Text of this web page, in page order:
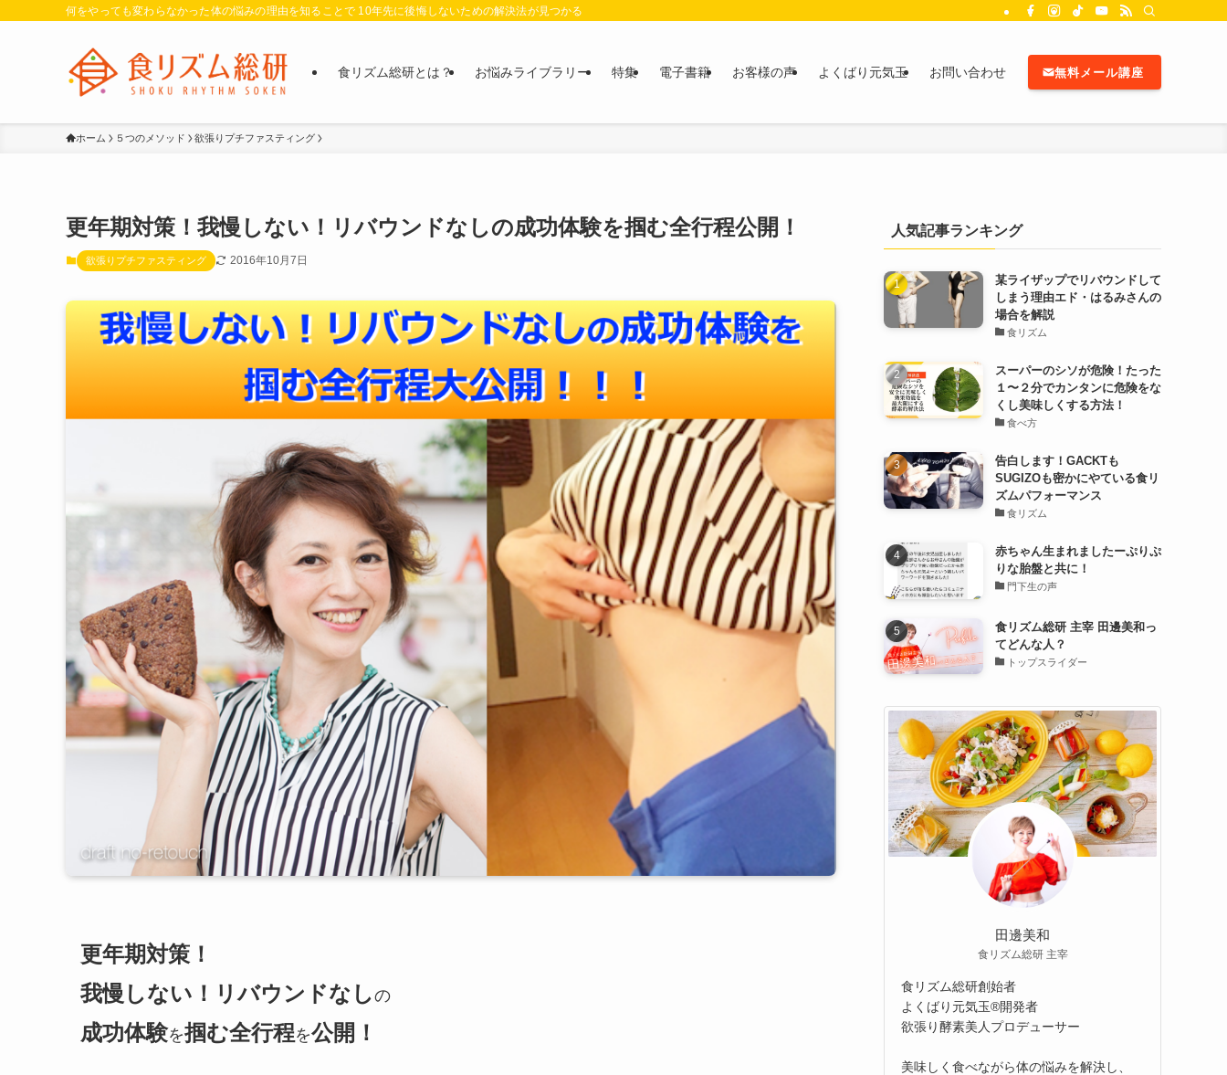
何をやっても変わらなかった体の悩みの理由を知ることで 10年先に後悔しないための解決法が見つかる
食リズム総研とは？ お悩みライブラリー 特集 電子書籍 お客様の声 よくばり元気玉 お問い合わせ 無料メール講座
ホーム ５つのメソッド 欲張りプチファスティング
更年期対策！我慢しない！リバウンドなしの成功体験を掴む全行程公開！
欲張りプチファスティング 2016年10月7日
更年期対策！
我慢しない！リバウンドなしの
成功体験を掴む全行程を公開！
人気記事ランキング
某ライザップでリバウンドして
しまう理由エド・はるみさんの
場合を解説
食リズム
スーパーのシソが危険！たった
１〜２分でカンタンに危険をな
くし美味しくする方法！
食べ方
告白します！GACKTも
SUGIZOも密かにやている食リ
ズムパフォーマンス
食リズム
赤ちゃん生まれましたーぷりぷ
りな胎盤と共に！
門下生の声
食リズム総研 主宰 田邊美和っ
てどんな人？
トップスライダー
田邊美和
食リズム総研 主宰
食リズム総研創始者
よくばり元気玉®開発者
欲張り酵素美人プロデューサー
美味しく食べながら体の悩みを解決し、